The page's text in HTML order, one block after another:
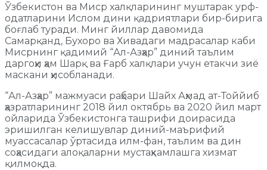
Ўзбекистон ва Миср халқларининг муштарак урф-
одатларини Ислом дини қадриятлари бир-бирига
боғлаб туради. Минг йиллар давомида
Самарқанд, Бухоро ва Хивадаги мадрасалар каби
Мисрнинг қадимий “Ал-Азҳар” диний таълим
даргоҳи ҳам Шарқ ва Ғарб халқлари учун етакчи зиё
маскани ҳисобланади.
“Ал-Азҳар” мажмуаси раҳбари Шайх Аҳмад ат-Тоййиб
ҳазратларининг 2018 йил октябрь ва 2020 йил март
ойларида Ўзбекистонга ташрифи доирасида
эришилган келишувлар диний-маърифий
муассасалар ўртасида илм-фан, таълим ва дин
соҳасидаги алоқаларни мустаҳкамлашга хизмат
қилмоқда.